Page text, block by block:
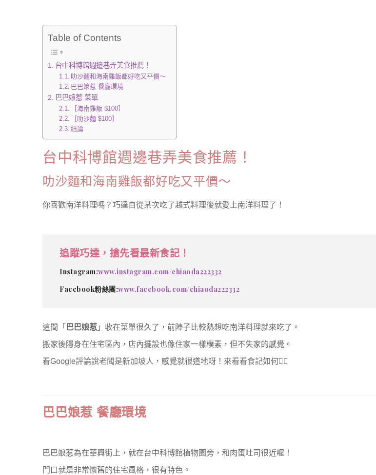
Table of Contents
台中科博館週邊巷弄美食推薦！
叻沙麵和海南雞飯都好吃又平價～
巴巴娘惹 餐廳環境
巴巴娘惹 菜單
［海南雞飯 $100］
［叻沙麵 $100］
結論
台中科博館週邊巷弄美食推薦！
叻沙麵和海南雞飯都好吃又平價～
你喜歡南洋料理嗎？巧達自從某次吃了越式料理後就愛上南洋料理了！
追蹤巧達，搶先看最新食記！
Instagram:www.instagram.com/chiaoda222332
Facebook粉絲團:www.facebook.com/chiaoda222332
這間「 巴巴娘惹 」收在菜單很久了，前陣子比較熱想吃南洋料理就來吃了。
搬家後隱身在住宅區內，店內擺設也像住家一樣樸素，但不失家的感覺。
看Google評論說老闆是新加坡人，感覺就很道地呀！來看看食記如何👇🏻
巴巴娘惹 餐廳環境
巴巴娘惹為在華興街上，就在台中科博館植物園旁，和肉蛋吐司很近喔！
門口就是非常懷舊的住宅風格，很有特色。